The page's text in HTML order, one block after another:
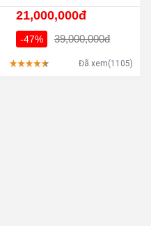
21,000,000đ
-47% 39,000,000đ
Đã xem(1105)